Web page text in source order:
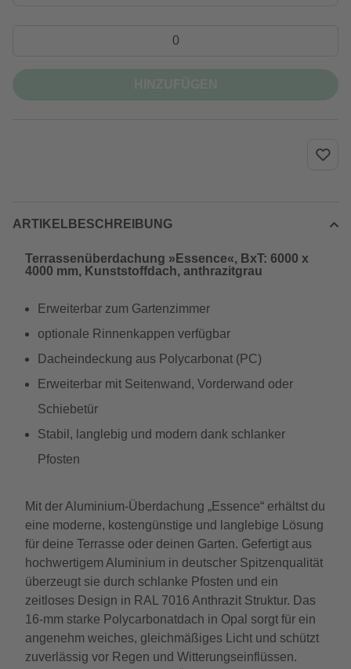
ARTIKELBESCHREIBUNG
Terrassenüberdachung »Essence«, BxT: 6000 x
4000 mm, Kunststoffdach, anthrazitgrau
Erweiterbar zum Gartenzimmer
optionale Rinnenkappen verfügbar
Dacheindeckung aus Polycarbonat (PC)
Erweiterbar mit Seitenwand, Vorderwand oder
Schiebetür
Stabil, langlebig und modern dank schlanker
Pfosten
Mit der Aluminium-Überdachung „Essence“ erhältst du
eine moderne, kostengünstige und langlebige Lösung
für deine Terrasse oder deinen Garten. Gefertigt aus
hochwertigem Aluminium in deutscher Spitzenqualität
überzeugt sie durch schlanke Pfosten und ein
zeitloses Design in RAL 7016 Anthrazit Struktur. Das
16-mm starke Polycarbonatdach in Opal sorgt für ein
angenehm weiches, gleichmäßiges Licht und schützt
zuverlässig vor Regen und Witterungseinflüssen.